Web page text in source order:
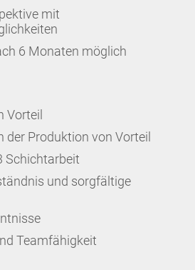
mit
6 Monaten möglich
Vorteil
der Produktion von Vorteil
Schichtarbeit
und sorgfältige
Teamfähigkeit